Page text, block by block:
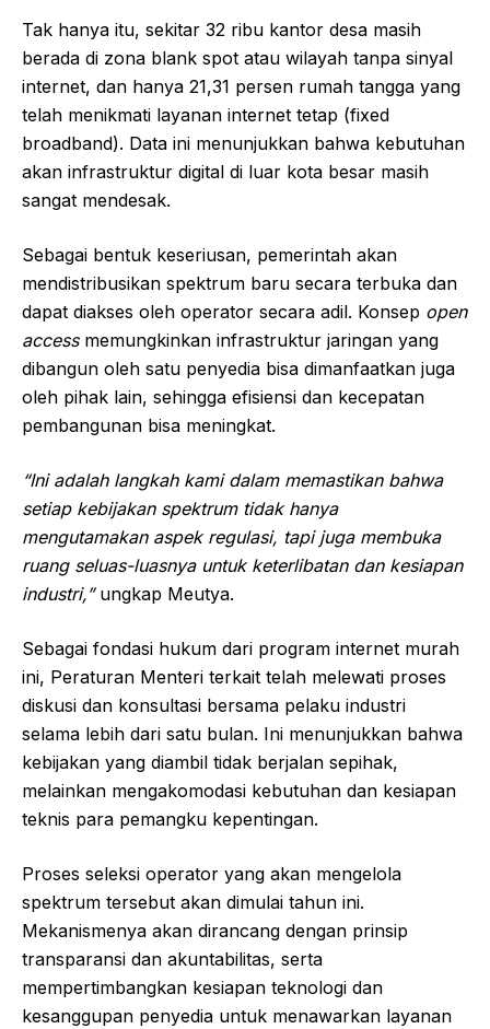
Tak hanya itu, sekitar 32 ribu kantor desa masih
berada di zona blank spot atau wilayah tanpa sinyal
internet, dan hanya 21,31 persen rumah tangga yang
telah menikmati layanan internet tetap (fixed
broadband). Data ini menunjukkan bahwa kebutuhan
akan infrastruktur digital di luar kota besar masih
sangat mendesak.
Sebagai bentuk keseriusan, pemerintah akan
mendistribusikan spektrum baru secara terbuka dan
dapat diakses oleh operator secara adil. Konsep open
accessmemungkinkan infrastruktur jaringan yang
dibangun oleh satu penyedia bisa dimanfaatkan juga
oleh pihak lain, sehingga efisiensi dan kecepatan
pembangunan bisa meningkat.
“Ini adalah langkah kami dalam memastikan bahwa
setiap kebijakan spektrum tidak hanya
mengutamakan aspek regulasi, tapi juga membuka
ruang seluas-luasnya untuk keterlibatan dan kesiapan
industri,”ungkap Meutya.
Sebagai fondasi hukum dari program internet murah
ini, Peraturan Menteri terkait telah melewati proses
diskusi dan konsultasi bersama pelaku industri
selama lebih dari satu bulan. Ini menunjukkan bahwa
kebijakan yang diambil tidak berjalan sepihak,
melainkan mengakomodasi kebutuhan dan kesiapan
teknis para pemangku kepentingan.
Proses seleksi operator yang akan mengelola
spektrum tersebut akan dimulai tahun ini.
Mekanismenya akan dirancang dengan prinsip
transparansi dan akuntabilitas, serta
mempertimbangkan kesiapan teknologi dan
kesanggupan penyedia untuk menawarkan layanan